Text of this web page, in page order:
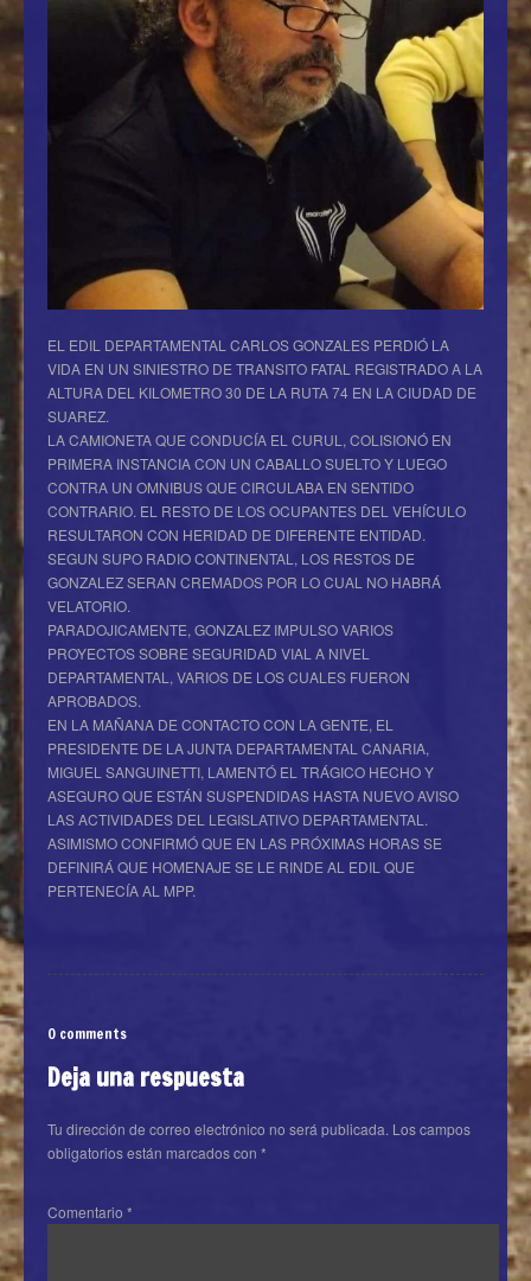
EL EDIL DEPARTAMENTAL CARLOS GONZALES PERDIÓ LA
VIDA EN UN SINIESTRO DE TRANSITO FATAL REGISTRADO A LA
ALTURA DEL KILOMETRO 30 DE LA RUTA 74 EN LA CIUDAD DE
SUAREZ.
LA CAMIONETA QUE CONDUCÍA EL CURUL, COLISIONÓ EN
PRIMERA INSTANCIA CON UN CABALLO SUELTO Y LUEGO
CONTRA UN OMNIBUS QUE CIRCULABA EN SENTIDO
CONTRARIO. EL RESTO DE LOS OCUPANTES DEL VEHÍCULO
RESULTARON CON HERIDAD DE DIFERENTE ENTIDAD.
SEGUN SUPO RADIO CONTINENTAL, LOS RESTOS DE
GONZALEZ SERAN CREMADOS POR LO CUAL NO HABRÁ
VELATORIO.
PARADOJICAMENTE, GONZALEZ IMPULSO VARIOS
PROYECTOS SOBRE SEGURIDAD VIAL A NIVEL
DEPARTAMENTAL, VARIOS DE LOS CUALES FUERON
APROBADOS.
EN LA MAÑANA DE CONTACTO CON LA GENTE, EL
PRESIDENTE DE LA JUNTA DEPARTAMENTAL CANARIA,
MIGUEL SANGUINETTI, LAMENTÓ EL TRÁGICO HECHO Y
ASEGURO QUE ESTÁN SUSPENDIDAS HASTA NUEVO AVISO
LAS ACTIVIDADES DEL LEGISLATIVO DEPARTAMENTAL.
ASIMISMO CONFIRMÓ QUE EN LAS PRÓXIMAS HORAS SE
DEFINIRÁ QUE HOMENAJE SE LE RINDE AL EDIL QUE
PERTENECÍA AL MPP.
0 comments
Deja una respuesta
Tu dirección de correo electrónico no será publicada. Los campos
obligatorios están marcados con *
Comentario *